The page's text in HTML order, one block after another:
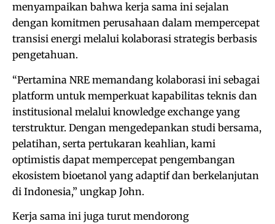
menyampaikan bahwa kerja sama ini sejalan
dengan komitmen perusahaan dalam mempercepat
transisi energi melalui kolaborasi strategis berbasis
pengetahuan.
“Pertamina NRE memandang kolaborasi ini sebagai
platform untuk memperkuat kapabilitas teknis dan
institusional melalui knowledge exchange yang
terstruktur. Dengan mengedepankan studi bersama,
pelatihan, serta pertukaran keahlian, kami
optimistis dapat mempercepat pengembangan
ekosistem bioetanol yang adaptif dan berkelanjutan
di Indonesia,” ungkap John.
Kerja sama ini juga turut mendorong